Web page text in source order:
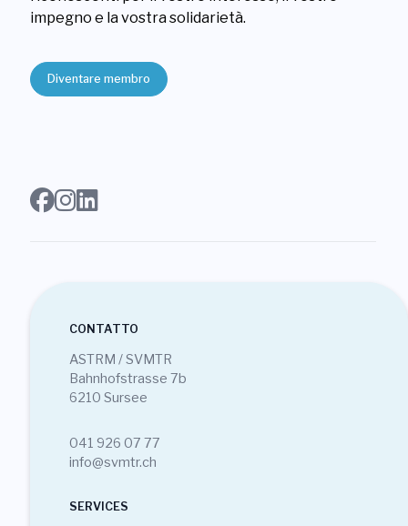
impegno e la vostra solidarietà.
Diventare membro
CONTATTO
ASTRM / SVMTR
Bahnhofstrasse 7b
6210 Sursee
041 926 07 77
info@svmtr.ch
SERVICES